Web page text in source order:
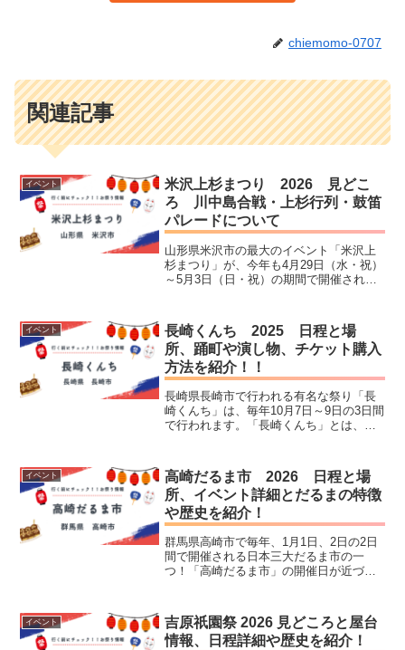
chiemomo-0707
関連記事
イベント
米沢上杉まつり 2026 見どこ
ろ 川中島合戦・上杉行列・鼓笛
パレードについて
山形県米沢市の最大のイベント「米沢上
杉まつり」が、今年も4月29日（水・祝）
～5月3日（日・祝）の期間で開催されま
ゴールデンウィークのイベントというこ
ともあり、大変賑...
イベント
長崎くんち 2025 日程と場
所、踊町や演し物、チケット購入
方法を紹介！！
長崎県長崎市で行われる有名な祭り「長
崎くんち」は、毎年10月7日～9日の3日間
で行われます。「長崎くんち」とは、耳
紹介致します。祭りの詳細、見どころの
演し物（だしもの）...
イベント
高崎だるま市 2026 日程と場
所、イベント詳細とだるまの特徴
や歴史を紹介！
群馬県高崎市で毎年、1月1日、2日の2日
間で開催される日本三大だるま市の一
つ！「高崎だるま市」の開催日が近づい
れることでしょう。この記事では、「高
崎だるま市」の2...
イベント
吉原祇園祭 2026 見どころと屋台
情報、日程詳細や歴史を紹介！